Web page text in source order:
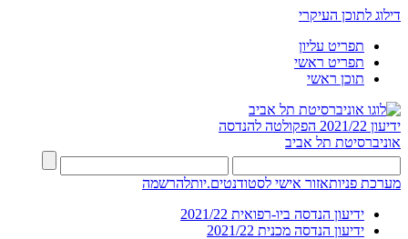
דילוג לתוכן העיקרי
תפריט עליון
תפריט ראשי
תוכן ראשי
ידיעון 2021/22
הפקולטה להנדסה
אוניברסיטת תל אביב
מערכת פניותאזור אישי לסטודנטים.יותלהרשמה
ידיעון הנדסה ביו-רפואית 2021/22
ידיעון הנדסה מכנית 2021/22